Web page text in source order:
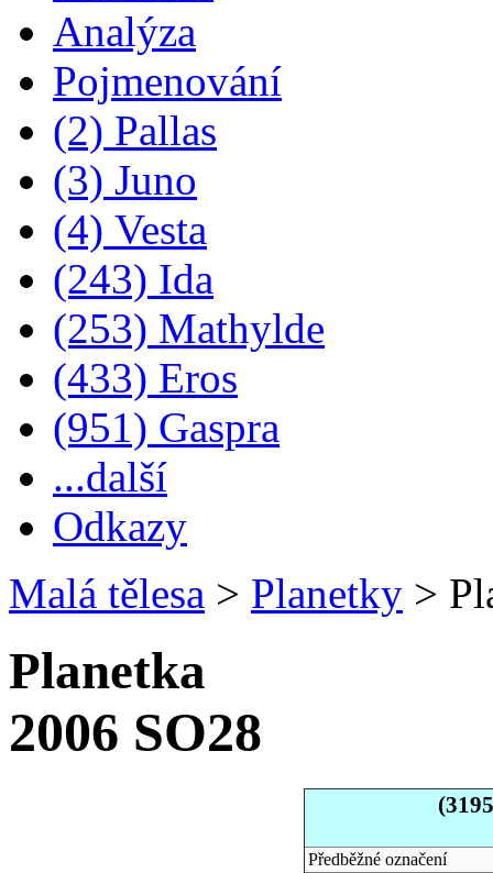
Analýza
Pojmenování
(2) Pallas
(3) Juno
(4) Vesta
(243) Ida
(253) Mathylde
(433) Eros
(951) Gaspra
...další
Odkazy
Malá tělesa > Planetky >
Planetka
2006 SO28
Předběžné označení